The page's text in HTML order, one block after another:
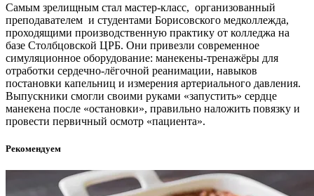
Самым зрелищным стал мастер-класс, организованный
преподавателем и студентами Борисовского медколлежда,
проходящими производственную практику от колледжа на
базе Столбцовской ЦРБ. Они привезли современное
симуляционное оборудование: манекены-тренажёры для
отработки сердечно-лёгочной реанимации, навыков
постановки капельниц и измерения артериального давления.
Выпускники смогли своими руками «запустить» сердце
манекена после «остановки», правильно наложить повязку и
провести первичный осмотр «пациента».
Рекомендуем